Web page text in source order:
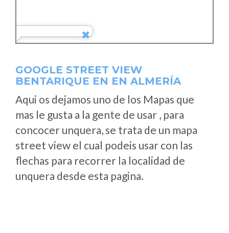
GOOGLE STREET VIEW
BENTARIQUE EN EN ALMERÍA
Aqui os dejamos uno de los Mapas que
mas le gusta a la gente de usar , para
concocer unquera, se trata de un mapa
street view el cual podeis usar con las
flechas para recorrer la localidad de
unquera desde esta pagina.